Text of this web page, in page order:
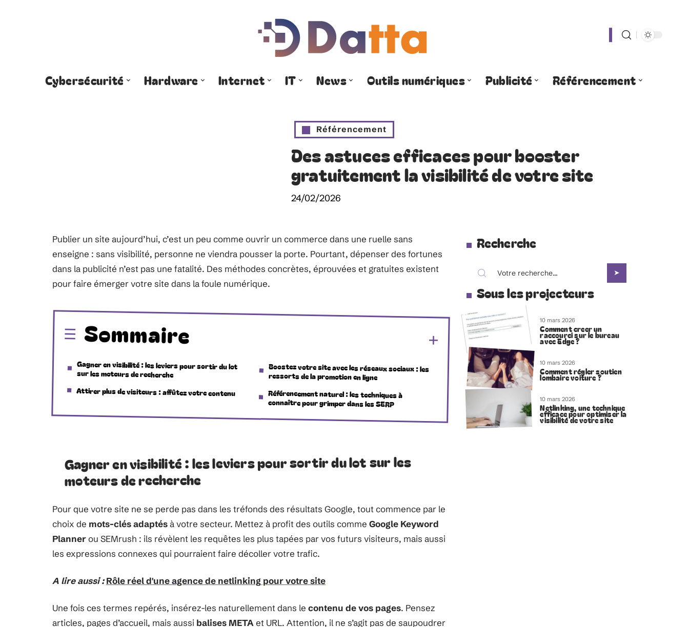
Cybersécurité Hardware Internet IT News Outils numériques Publicité Référencement
Référencement
Des astuces efficaces pour booster
gratuitement la visibilité de votre site
24/02/2026
Publier un site aujourd’hui, c’est un peu comme ouvrir un commerce dans une ruelle sans
enseigne : sans visibilité, personne ne viendra pousser la porte. Pourtant, dépenser des fortunes
dans la publicité n’est pas une fatalité. Des méthodes concrètes, éprouvées et gratuites existent
pour faire émerger votre site dans la foule numérique.
Sommaire
Gagner en visibilité : les leviers pour sortir du lot
sur les moteurs de recherche
Attirer plus de visiteurs : affûtez votre contenu
Boostez votre site avec les réseaux sociaux : les
ressorts de la promotion en ligne
Référencement naturel : les techniques à
connaître pour grimper dans les SERP
Gagner en visibilité : les leviers pour sortir du lot sur les
moteurs de recherche
Pour que votre site ne se perde pas dans les tréfonds des résultats Google, tout commence par le
choix de mots-clés adaptésà votre secteur. Mettez à profit des outils comme Google Keyword
Plannerou SEMrush : ils révèlent les requêtes les plus tapées par vos futurs visiteurs, mais aussi
les expressions connexes qui pourraient faire décoller votre trafic.
A lire aussi : Rôle réel d'une agence de netlinking pour votre site
Une fois ces termes repérés, insérez-les naturellement dans le contenu de vos pages. Pensez
articles, pages d’accueil, mais aussi balises META et URL. Attention, il ne s’agit pas de saupoudrer
Recherche
Sous les projecteurs
10 mars 2026
Comment creer un
raccourci sur le bureau
avec Edge ?
10 mars 2026
Comment régler soutien
lombaire voiture ?
10 mars 2026
Netlinking, une technique
efficace pour optimiser la
visibilité de votre site